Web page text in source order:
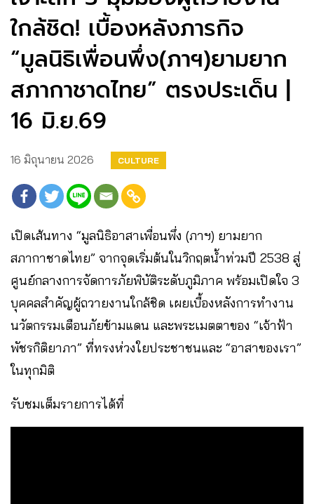
ใกล้ชิด! เบื้องหลังภารกิจ
“มูลนิธิเพื่อนพึ่ง(ภาฯ)ยามยาก
สภากาชาดไทย” ตรงประเด็น |
16 มิ.ย.69
16 มิถุนายน 2026 CULTURE
เปิดเส้นทาง “มูลนิธิอาสาเพื่อนพึ่ง (ภาฯ) ยามยาก
สภากาชาดไทย” จากจุดเริ่มต้นในวิกฤตน้ำท่วมปี 2538 สู่
ศูนย์กลางการจัดการภัยพิบัติระดับภูมิภาค พร้อมเปิดใจ 3
บุคคลสำคัญผู้ถวายงานใกล้ชิด เผยเบื้องหลังการทำงาน
นวัตกรรมเตือนภัยข้ามแดน และพระเมตตาของ “เจ้าฟ้า
พัชรกิติยาภา” ที่ทรงห่วงใยประชาชนและ “อาสาของเรา”
ในทุกมิติ
รับชมเต็มรายการได้ที่